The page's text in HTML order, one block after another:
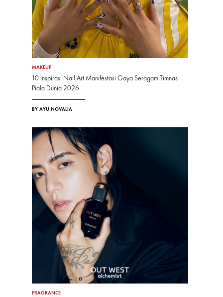
MAKEUP
10 Inspirasi Nail Art Manifestasi Gaya Seragam Timnas
Piala Dunia 2026
BY AYU NOVALIA
FRAGRANCE